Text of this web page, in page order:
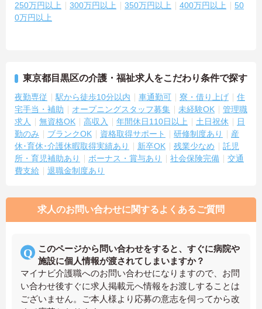
250万円以上 300万円以上 350万円以上 400万円以上
50
0万円以上
東京都目黒区の介護・福祉求人をこだわり条件で探す
夜勤専従 駅から徒歩10分以内 車通勤可 寮・借り上げ
住
宅手当・補助
オープニングスタッフ募集 未経験OK
管理職
求人
無資格OK 高収入 年間休日110日以上 土日祝休
日
勤のみ
ブランクOK 資格取得サポート 研修制度あり
産
休･育休･介護休暇取得実績あり
新卒OK 残業少なめ
託児
所・育児補助あり
ボーナス・賞与あり 社会保険完備
交通
費支給
退職金制度あり
求人のお問い合わせに関するよくあるご質問
このページから問い合わせをすると、すぐに病院や
施設に個人情報が渡されてしまいますか？
マイナビ介護職へのお問い合わせになりますので、お問
い合わせ後すぐに求人掲載元へ情報をお渡しすることは
ございません。ご本人様より応募の意志を伺ってから改